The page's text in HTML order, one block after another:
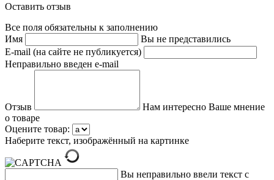
Оставить отзыв
Все поля обязательны к заполнению
Имя
Вы не представились
E-mail (на сайте не публикуется)
Неправильно введен e-mail
Отзыв
Нам интересно Ваше мнение
о товаре
Оцените товар:
Наберите текст, изображённый на картинке
Вы неправильно ввели текст с